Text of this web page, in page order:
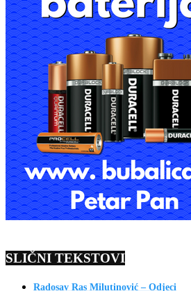
SLIČNI TEKSTOVI
Radosav Ras Milutinović – Odjeci